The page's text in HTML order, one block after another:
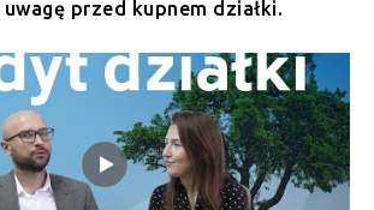
przed kupnem działki.